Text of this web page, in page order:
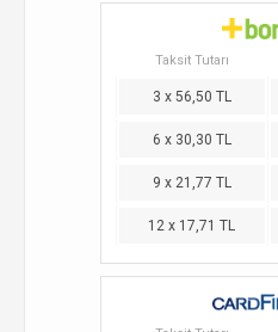
Taksit Tutarı
3 x 56,50 TL
6 x 30,30 TL
9 x 21,77 TL
12 x 17,71 TL